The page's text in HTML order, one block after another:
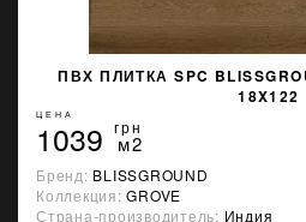
ПВХ ПЛИТКА SPC
18X122
ЦЕНА
1039 грн
м2
Бренд: BLISSGROUND
Коллекция:GROVE
Страна-производитель: Индия